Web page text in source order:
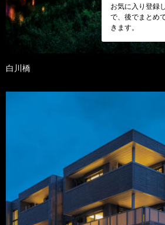
お気に入り登録
で、後でまとめ
きます。
白川橋